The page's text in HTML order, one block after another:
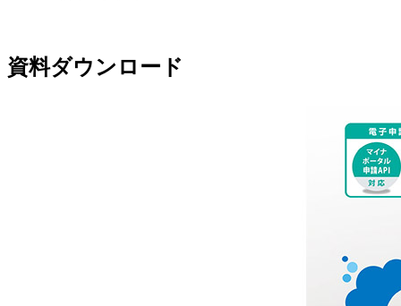
資料ダウンロード